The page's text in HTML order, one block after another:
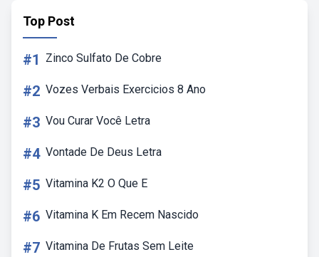
Top Post
#1 Zinco Sulfato De Cobre
#2 Vozes Verbais Exercicios 8 Ano
#3 Vou Curar Você Letra
#4 Vontade De Deus Letra
#5 Vitamina K2 O Que E
#6 Vitamina K Em Recem Nascido
#7 Vitamina De Frutas Sem Leite